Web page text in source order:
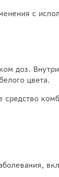
с
доз.
цвета.
средство